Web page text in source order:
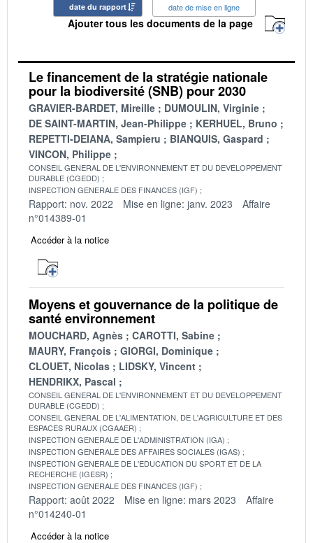
date du rapport date de mise en ligne
Ajouter tous les documents de la page
Le financement de la stratégie nationale
pour la biodiversité (SNB) pour 2030
GRAVIER-BARDET, Mireille
DUMOULIN, Virginie
DE SAINT-MARTIN, Jean-Philippe
KERHUEL, Bruno
REPETTI-DEIANA, Sampieru
BIANQUIS, Gaspard
VINCON, Philippe
CONSEIL GENERAL DE L'ENVIRONNEMENT ET DU DEVELOPPEMENT
DURABLE (CGEDD)
INSPECTION GENERALE DES FINANCES (IGF)
Rapport: nov. 2022 Mise en ligne: janv. 2023
Affaire
n°014389-01
Accéder à la notice
Moyens et gouvernance de la politique de
santé environnement
MOUCHARD, Agnès
CAROTTI, Sabine
MAURY, François
GIORGI, Dominique
CLOUET, Nicolas
LIDSKY, Vincent
HENDRIKX, Pascal
CONSEIL GENERAL DE L'ENVIRONNEMENT ET DU DEVELOPPEMENT
DURABLE (CGEDD)
CONSEIL GENERAL DE L'ALIMENTATION, DE L'AGRICULTURE ET DES
ESPACES RURAUX (CGAAER)
INSPECTION GENERALE DE L'ADMINISTRATION (IGA)
INSPECTION GENERALE DES AFFAIRES SOCIALES (IGAS)
INSPECTION GENERALE DE L'EDUCATION DU SPORT ET DE LA
RECHERCHE (IGESR)
INSPECTION GENERALE DES FINANCES (IGF)
Rapport: août 2022 Mise en ligne: mars 2023
Affaire
n°014240-01
Accéder à la notice